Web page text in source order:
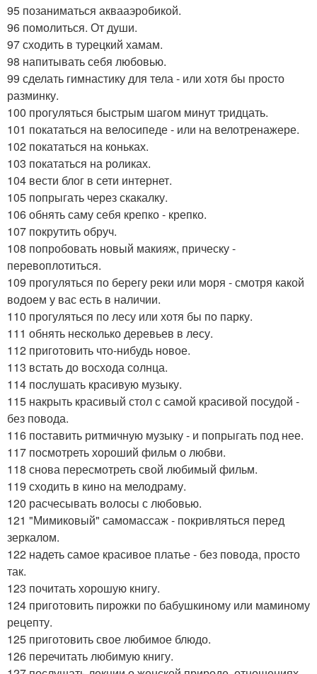
95 позаниматься аквааэробикой.
96 помолиться. От души.
97 сходить в турецкий хамам.
98 напитывать себя любовью.
99 сделать гимнастику для тела - или хотя бы просто
разминку.
100 прогуляться быстрым шагом минут тридцать.
101 покататься на велосипеде - или на велотренажере.
102 покататься на коньках.
103 покататься на роликах.
104 вести блог в сети интернет.
105 попрыгать через скакалку.
106 обнять саму себя крепко - крепко.
107 покрутить обруч.
108 попробовать новый макияж, прическу -
перевоплотиться.
109 прогуляться по берегу реки или моря - смотря какой
водоем у вас есть в наличии.
110 прогуляться по лесу или хотя бы по парку.
111 обнять несколько деревьев в лесу.
112 приготовить что-нибудь новое.
113 встать до восхода солнца.
114 послушать красивую музыку.
115 накрыть красивый стол с самой красивой посудой -
без повода.
116 поставить ритмичную музыку - и попрыгать под нее.
117 посмотреть хороший фильм о любви.
118 снова пересмотреть свой любимый фильм.
119 сходить в кино на мелодраму.
120 расчесывать волосы с любовью.
121 "Мимиковый" самомассаж - покривляться перед
зеркалом.
122 надеть самое красивое платье - без повода, просто
так.
123 почитать хорошую книгу.
124 приготовить пирожки по бабушкиному или маминому
рецепту.
125 приготовить свое любимое блюдо.
126 перечитать любимую книгу.